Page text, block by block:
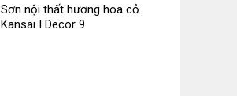
Sơn nội thất hương hoa cỏ
Kansai I Decor 9